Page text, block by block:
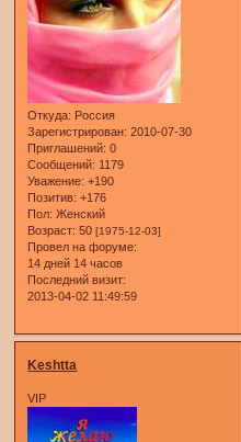
Откуда: Россия
Зарегистрирован: 2010-07-30
Приглашений: 0
Сообщений: 1179
Уважение: +190
Позитив: +176
Пол: Женский
Возраст: 50[1975-12-03]
Провел на форуме:
14 дней 14 часов
Последний визит:
2013-04-02 11:49:59
Keshtta
VIP